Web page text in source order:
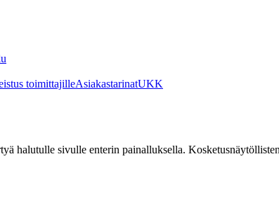
toimittajilleAsiakastarinatUKK
halutulle sivulle enterin painalluksella.